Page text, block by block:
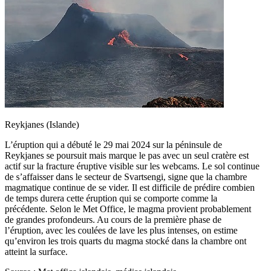
Reykjanes (Islande)
L’éruption qui a débuté le 29 mai 2024 sur la péninsule de
Reykjanes se poursuit mais marque le pas avec un seul cratère est
actif sur la fracture éruptive visible sur les webcams. Le sol continue
de s’affaisser dans le secteur de Svartsengi, signe que la chambre
magmatique continue de se vider. Il est difficile de prédire combien
de temps durera cette éruption qui se comporte comme la
précédente. Selon le Met Office, le magma provient probablement
de grandes profondeurs. Au cours de la première phase de
l’éruption, avec les coulées de lave les plus intenses, on estime
qu’environ les trois quarts du magma stocké dans la chambre ont
atteint la surface.